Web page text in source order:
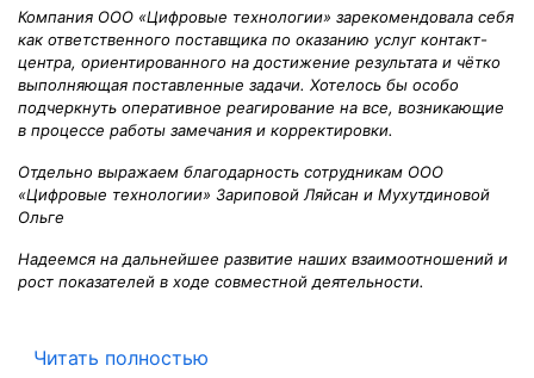
Компания ООО «Цифровые технологии» зарекомендовала себя
как ответственного поставщика по оказанию услуг контакт-
центра, ориентированного на достижение результата и чётко
выполняющая поставленные задачи. Хотелось бы особо
подчеркнуть оперативное реагирование на все, возникающие
в процессе работы замечания и корректировки.
Отдельно выражаем благодарность сотрудникам ООО
«Цифровые технологии» Зариповой Ляйсан и Мухутдиновой
Ольге
Надеемся на дальнейшее развитие наших взаимоотношений и
рост показателей в ходе совместной деятельности.
Читать полностью